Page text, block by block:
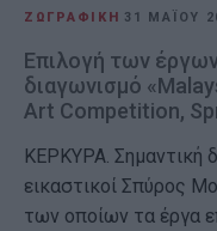
ΖΩΓΡΑΦΙΚΗ 31 ΜΑΪ́ΟΥ
Επιλογή των
διαγωνισμό
Art Competition,
ΚΕΡΚΥΡΑ. Σημαντική
εικαστικοί Σπύρος
των οποίων τα έργα